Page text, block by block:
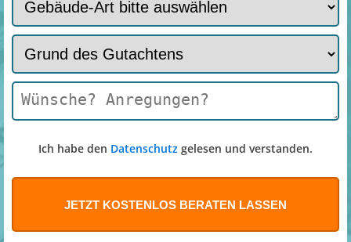
Ich habe den Datenschutz gelesen und verstanden.